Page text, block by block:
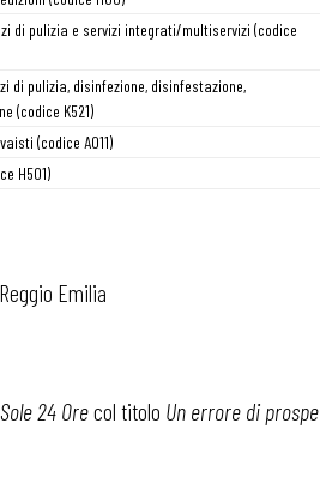
di pulizia e servizi integrati/multiservizi (codice
di pulizia, disinfezione, disinfestazione,
(codice K521)
(codice A011)
H501)
Emilia
24 Orecol titolo Un errore di